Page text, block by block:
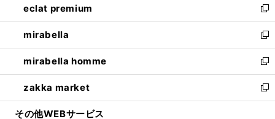
く
で
開
く
ド
ウ
で
開
く
ィ
ン
ド
ウ
で
開
く
い
ウ
ィ
ン
ド
ウ
で
開
eclat premium
新
し
い
ウ
ィ
ン
ド
ウ
mirabella
新
し
い
ウ
ィ
ン
mirabella homme
新
し
い
ウ
zakka market
新
し
その他WEBサービス